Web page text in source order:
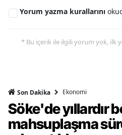
Yorum yazma kurallarını
* Bu içerik ile ilgili yorum yok, ilk
Son Dakika Ekonomi
Söke'de yıllardır
mahsuplaşma